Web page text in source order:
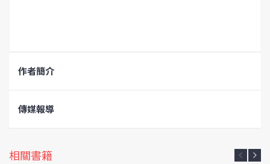
作者簡介
傳媒報導
相關書籍